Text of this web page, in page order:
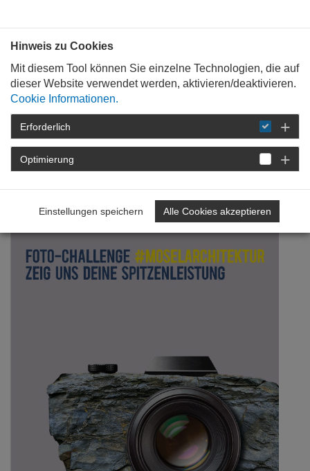
STARTSEITE DETAIL
#moselarchitektur
Hinweis zu Cookies
Mit diesem Tool können Sie einzelne Technologien, die auf
dieser Website verwendet werden, aktivieren/deaktivieren.
Cookie Informationen.
Erforderlich
Optimierung
Einstellungen speichern Alle Cookies akzeptieren